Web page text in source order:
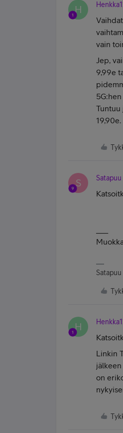
H
vain
Jep,
9,99e
Tuntuu
19,90e.
S Satapuu
Satapuu
H
Linkin
on